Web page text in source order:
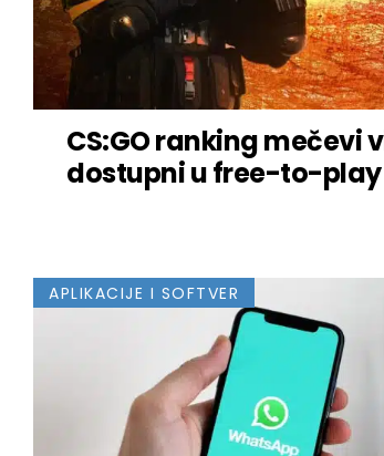
CS:GO ranking mečevi
dostupni u free-to-
APLIKACIJE I SOFTVER